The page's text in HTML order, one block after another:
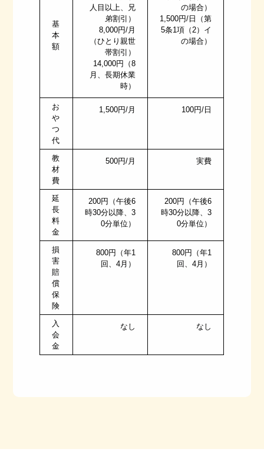
基
本
額
人目以上、兄
弟割引）
8,000円/月
（ひとり親世
帯割引）
14,000円（8
月、長期休業
時）
の場合）
1,500円/日（第
5条1項（2）イ
の場合）
お
や
つ
代
1,500円/月 100円/日
教
材
費
500円/月 実費
延
長
料
金
200円（午後6
時30分以降、3
0分単位）
200円（午後6
時30分以降、3
0分単位）
損
害
賠
償
保
険
800円（年1
回、4月）
800円（年1
回、4月）
入
会
金
なし なし